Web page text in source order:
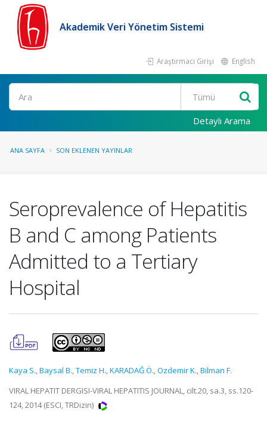
Akademik Veri Yönetim Sistemi
Araştırmacı Girişi English
Ara
Detaylı Arama
ANA SAYFA SON EKLENEN YAYINLAR
Seroprevalence of Hepatitis
B and C among Patients
Admitted to a Tertiary
Hospital
Kaya S.,Baysal B.,Temiz H.,KARADAĞ Ö.,Ozdemir K.,Bilman F.
VIRAL HEPATIT DERGISI-VIRAL HEPATITIS JOURNAL, cilt.20, sa.3, ss.120-
124, 2014 (ESCI, TRDizin)